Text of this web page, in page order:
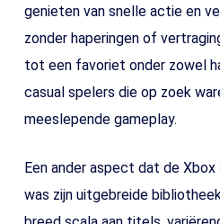
genieten van snelle actie en
zonder haperingen of
tot een favoriet onder zowel
casual spelers die op zoek
meeslepende gameplay.
Een ander aspect dat de
was zijn uitgebreide